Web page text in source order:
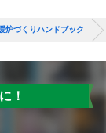
炉づくりハンドブック
！